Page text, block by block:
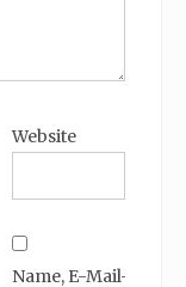
Website
Name, E-Mail-